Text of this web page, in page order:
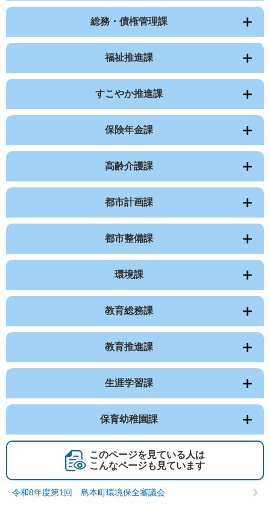
総務・債権管理課
福祉推進課
すこやか推進課
保険年金課
高齢介護課
都市計画課
都市整備課
環境課
教育総務課
教育推進課
生涯学習課
保育幼稚園課
このページを見ている人は
こんなページも見ています
令和8年度第1回 島本町環境保全審議会